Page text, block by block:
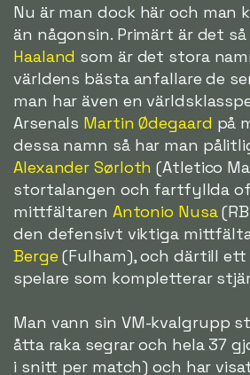
Nu är man dock här och man
än någonsin. Primärt är det
Haaland som är det stora
världens bästa anfallare de
man har även en
Arsenals Martin Ødegaard på
dessa namn så har man
Alexander Sørloth (Atletico
stortalangen och fartfyllda
mittfältaren Antonio Nusa
den defensivt viktiga
Berge (Fulham), och därtill
spelare som kompletterar
Man vann sin VM-kvalgrupp
åtta raka segrar och hela 37
i snitt per match) och har